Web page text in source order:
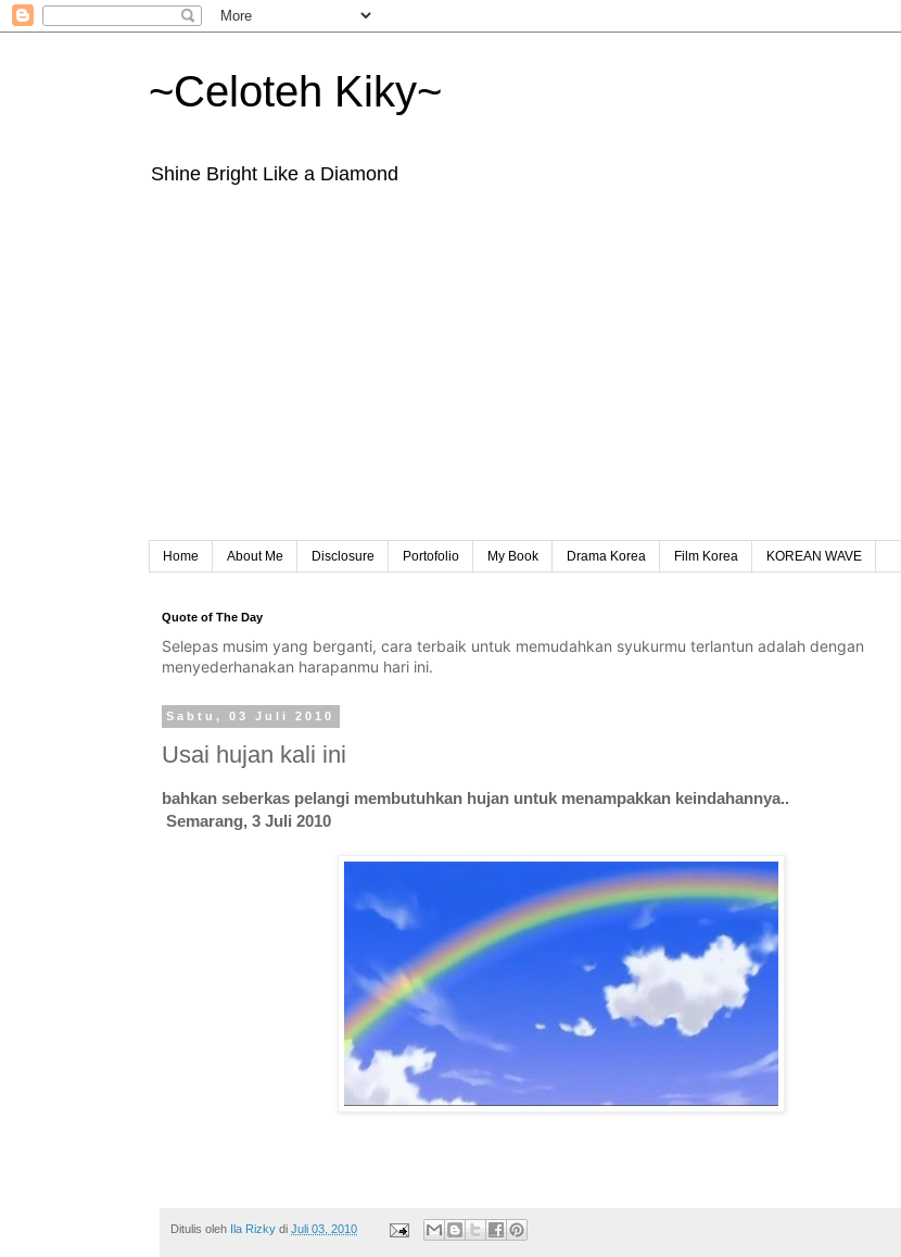
~Celoteh Kiky~
Shine Bright Like a Diamond
Home About Me Disclosure Portofolio My Book Drama Korea Film Korea KOREAN WAVE
Quote of The Day
Selepas musim yang berganti, cara terbaik untuk memudahkan syukurmu terlantun adalah dengan
menyederhanakan harapanmu hari ini.
Sabtu, 03 Juli 2010
Usai hujan kali ini
bahkan seberkas pelangi membutuhkan hujan untuk menampakkan keindahannya..
Semarang, 3 Juli 2010
Ditulis oleh Ila Rizky di Juli 03, 2010